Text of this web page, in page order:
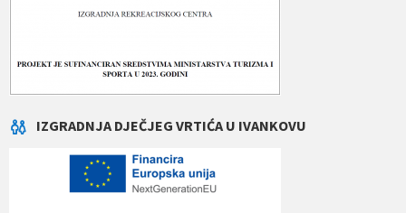
IZGRADNJA DJEČJEG VRTIĆA U IVANKOVU